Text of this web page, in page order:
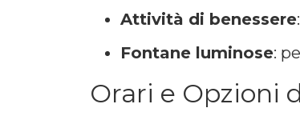
Attività di benessere
Fontane luminose:
Orari e Opzioni